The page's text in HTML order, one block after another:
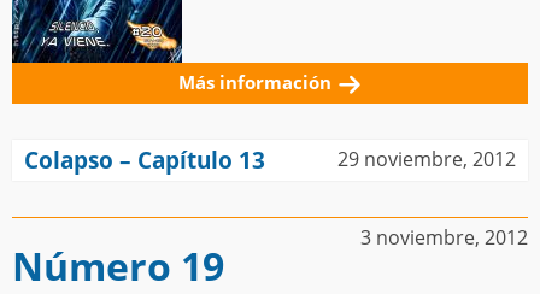
Más información
Colapso – Capítulo 13 29 noviembre, 2012
Número 19
3 noviembre, 2012